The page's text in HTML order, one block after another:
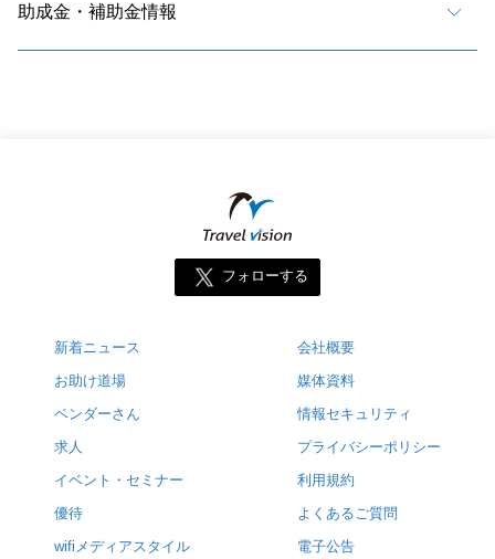
助成金・補助金情報
フォローする
新着ニュース
お助け道場
ベンダーさん
求人
イベント・セミナー
優待
wifiメディアスタイル
会社概要
媒体資料
情報セキュリティ
プライバシーポリシー
利用規約
よくあるご質問
電子公告